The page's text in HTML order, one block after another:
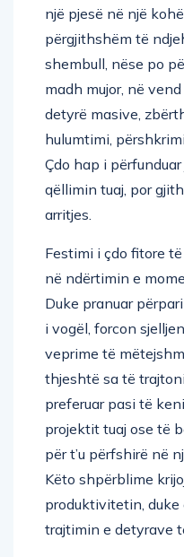
një pjesë në një
përgjithshëm të
shembull, nëse po
madh mujor, në
detyrë masive,
hulumtimi,
Çdo hap i
qëllimin tuaj, por
arritjes.
Festimi i çdo fitore
në ndërtimin e
Duke pranuar
i vogël, forcon
veprime të
thjeshtë sa të
preferuar pasi të
projektit tuaj ose të
për t’u përfshirë në
Këto shpërblime
produktivitetin,
trajtimin e detyrave